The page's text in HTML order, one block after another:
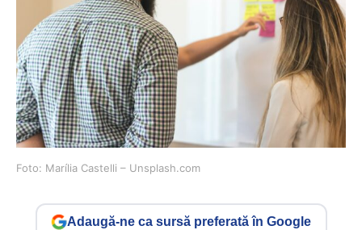
Foto: Marília Castelli – Unsplash.com
Adaugă-ne ca sursă preferată în Google